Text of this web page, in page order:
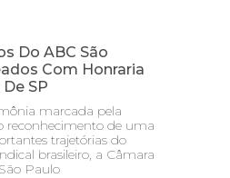
Do ABC São
Com Honraria
SP
marcada pela
reconhecimento de uma
trajetórias do
brasileiro, a Câmara
Paulo